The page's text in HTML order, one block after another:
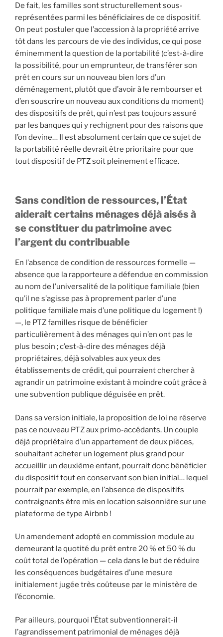
De fait, les familles sont structurellement sous-
représentées parmi les bénéficiaires de ce dispositif.
On peut postuler que l’accession à la propriété arrive
tôt dans les parcours de vie des individus, ce qui pose
éminemment la question de la portabilité (c’est-à-dire
la possibilité, pour un emprunteur, de transférer son
prêt en cours sur un nouveau bien lors d’un
déménagement, plutôt que d’avoir à le rembourser et
d’en souscrire un nouveau aux conditions du moment)
des dispositifs de prêt, qui n’est pas toujours assuré
par les banques qui y rechignent pour des raisons que
l’on devine… Il est absolument certain que ce sujet de
la portabilité réelle devrait être prioritaire pour que
tout dispositif de PTZ soit pleinement efficace.
Sans condition de ressources, l’État
aiderait certains ménages déjà aisés à
se constituer du patrimoine avec
l’argent du contribuable
En l’absence de condition de ressources formelle —
absence que la rapporteure a défendue en commission
au nom de l’universalité de la politique familiale (bien
qu’il ne s’agisse pas à proprement parler d’une
politique familiale mais d’une politique du logement !)
—, le PTZ familles risque de bénéficier
particulièrement à des ménages qui n’en ont pas le
plus besoin ; c’est-à-dire des ménages déjà
propriétaires, déjà solvables aux yeux des
établissements de crédit, qui pourraient chercher à
agrandir un patrimoine existant à moindre coût grâce à
une subvention publique déguisée en prêt.
Dans sa version initiale, la proposition de loi ne réserve
pas ce nouveau PTZ aux primo-accédants. Un couple
déjà propriétaire d’un appartement de deux pièces,
souhaitant acheter un logement plus grand pour
accueillir un deuxième enfant, pourrait donc bénéficier
du dispositif tout en conservant son bien initial… lequel
pourrait par exemple, en l’absence de dispositifs
contraignants être mis en location saisonnière sur une
plateforme de type Airbnb !
Un amendement adopté en commission module au
demeurant la quotité du prêt entre 20 % et 50 % du
coût total de l’opération — cela dans le but de réduire
les conséquences budgétaires d’une mesure
initialement jugée très coûteuse par le ministère de
l’économie.
Par ailleurs, pourquoi l’État subventionnerait-il
l’agrandissement patrimonial de ménages déjà